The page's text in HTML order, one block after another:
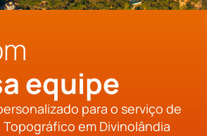
equipe
para o serviço de
em Divinolândia